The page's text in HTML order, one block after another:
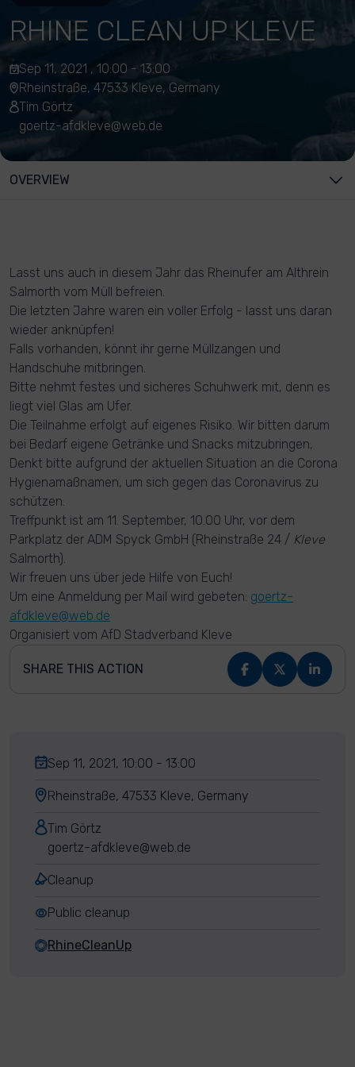
RHINE CLEAN UP KLEVE
Sep 11, 2021 , 10:00 - 13:00
Rheinstraße, 47533 Kleve, Germany
Tim Görtz
goertz-afdkleve@web.de
OVERVIEW
Lasst uns auch in diesem Jahr das Rheinufer am Althrein
Salmorth vom Müll befreien.
Die letzten Jahre waren ein voller Erfolg - lasst uns daran
wieder anknüpfen!
Falls vorhanden, könnt ihr gerne Müllzangen und
Handschuhe mitbringen.
Bitte nehmt festes und sicheres Schuhwerk mit, denn es
liegt viel Glas am Ufer.
Die Teilnahme erfolgt auf eigenes Risiko. Wir bitten darum
bei Bedarf eigene Getränke und Snacks mitzubringen,
Denkt bitte aufgrund der aktuellen Situation an die Corona
Hygienamaßnamen, um sich gegen das Coronavirus zu
schützen.
Treffpunkt ist am 11. September, 10.00 Uhr, vor dem
Parkplatz der ADM Spyck GmbH (Rheinstraße 24 / Kleve
Salmorth).
Wir freuen uns über jede Hilfe von Euch!
Um eine Anmeldung per Mail wird gebeten: goertz-
afdkleve@web.de
Organisiert vom AfD Stadverband Kleve
SHARE THIS ACTION
Sep 11, 2021, 10:00 - 13:00
Rheinstraße, 47533 Kleve, Germany
Tim Görtz
goertz-afdkleve@web.de
Cleanup
Public cleanup
RhineCleanUp